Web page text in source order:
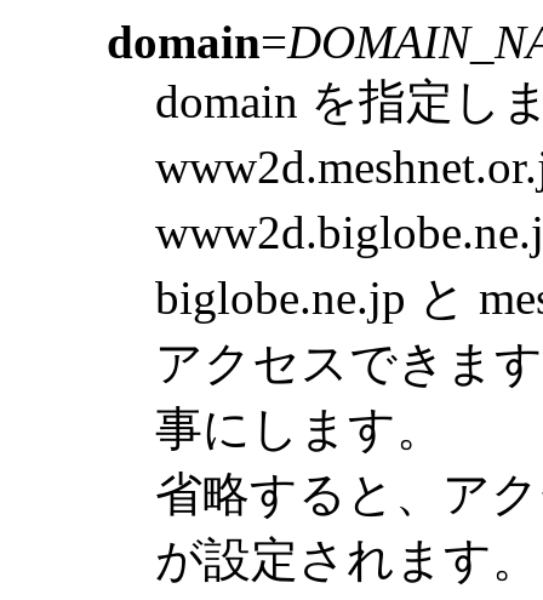
domain=
domain を指定し
biglobe.ne.jp と
アクセスできま
事にします。
省略すると、ア
が設定されます。